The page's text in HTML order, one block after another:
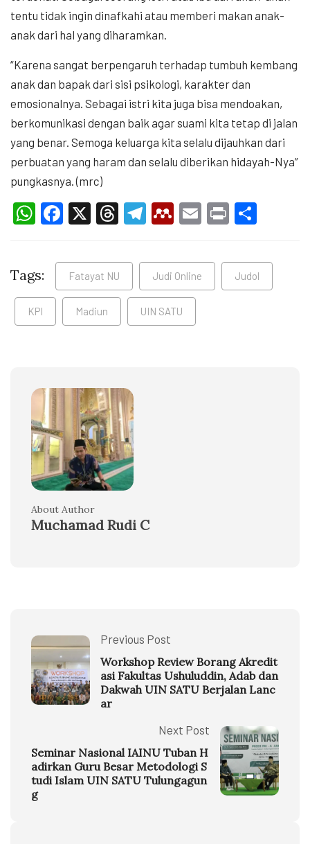
tentu tidak ingin dinafkahi atau memberi makan anak-
anak dari hal yang diharamkan.
“Karena sangat berpengaruh terhadap tumbuh kembang
anak dan bapak dari sisi psikologi, karakter dan
emosionalnya. Sebagai istri kita juga bisa mendoakan,
berkomunikasi dengan baik agar suami kita tetap di jalan
yang benar. Semoga keluarga kita selalu dijauhkan dari
perbuatan yang haram dan selalu diberikan hidayah-Nya”
pungkasnya. (mrc)
WhatsApp
Facebook
X Threads
Telegram
Mendeley
Email
Print
Tags: Fatayat NU Judi Online Judol
KPI Madiun UIN SATU
About Author
Muchamad Rudi C
Previous Post
Workshop Review Borang Akredit
asi Fakultas Ushuluddin, Adab dan
Dakwah UIN SATU Berjalan Lanc
ar
Next Post
Seminar Nasional IAINU Tuban H
adirkan Guru Besar Metodologi S
tudi Islam UIN SATU Tulungagun
g